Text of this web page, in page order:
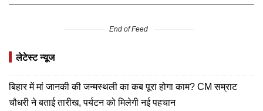
End of Feed
लेटेस्ट न्यूज
बिहार में मां जानकी की जन्मस्थली का कब पूरा होगा काम? CM सम्राट
चौधरी ने बताई तारीख, पर्यटन को मिलेगी नई पहचान